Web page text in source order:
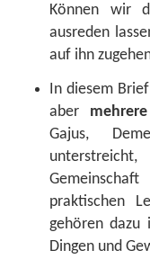
Können wir
ausreden
auf ihn
In diesem
aber
Gajus,
praktischen
gehören dazu
Dingen und